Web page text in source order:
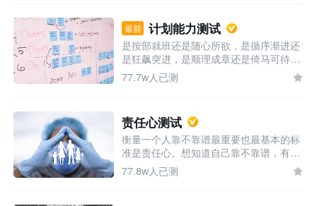
力，它受到多方面因素的影响，但它不是
固定不变的，任何一方面因素的提高都能
带动学习力的提升。当今社会的信息更迭
变快，每个人都需要终生学习，而学习力
对个体的生涯发展有着重要的影响。现在
就来测测你的学习能力如何吧！
最新 计划能力测试
是按部就班还是随心所欲，是循序渐进还
是狂飙突进，是顺理成章还是倚马可待，
你的计划性几何？
77.7w人已测
责任心测试
衡量一个人靠不靠谱最重要也最基本的标
准是责任心。想知道自己靠不靠谱，有多
靠谱，想提升自己的靠谱力，或者想知道
自己的另一半靠不靠谱，值不值得依赖，
77.8w人已测